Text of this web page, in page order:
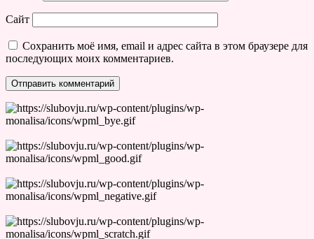
Сайт
Сохранить моё имя, email и адрес сайта в этом браузере для
последующих моих комментариев.